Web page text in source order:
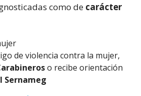
como de carácter
de violencia contra la mujer,
o recibe orientación
Sernameg